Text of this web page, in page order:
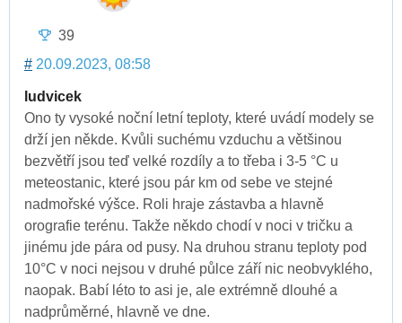
39
# 20.09.2023, 08:58
ludvicek
Ono ty vysoké noční letní teploty, které uvádí modely se
drží jen někde. Kvůli suchému vzduchu a většinou
bezvětří jsou teď velké rozdíly a to třeba i 3-5 °C u
meteostanic, které jsou pár km od sebe ve stejné
nadmořské výšce. Roli hraje zástavba a hlavně
orografie terénu. Takže někdo chodí v noci v tričku a
jinému jde pára od pusy. Na druhou stranu teploty pod
10°C v noci nejsou v druhé půlce září nic neobvyklého,
naopak. Babí léto to asi je, ale extrémně dlouhé a
nadprůměrné, hlavně ve dne.